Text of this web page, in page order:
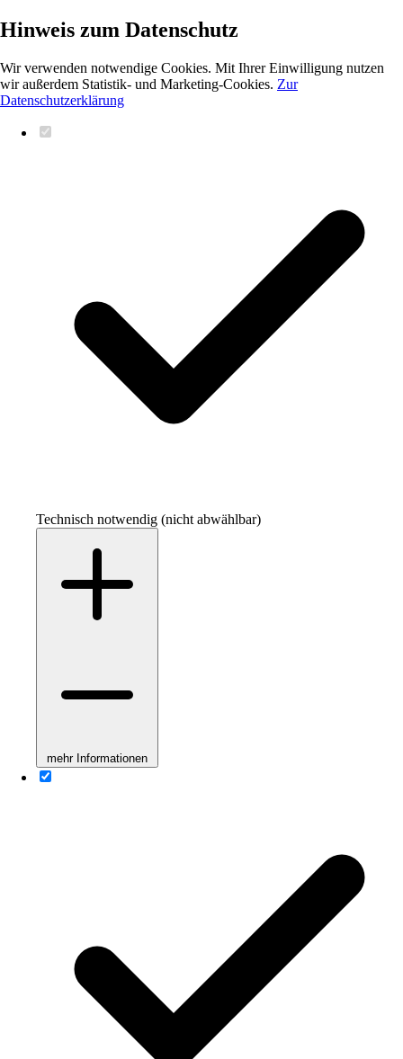
Hinweis zum Datenschutz
Wir verwenden notwendige Cookies. Mit Ihrer Einwilligung nutzen
wir außerdem Statistik- und Marketing-Cookies. Zur
Datenschutzerklärung
Technisch notwendig (nicht abwählbar)
mehr Informationen